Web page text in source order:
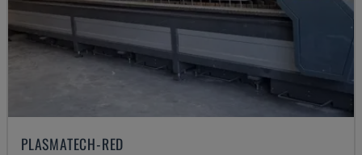
PLASMATECH-RED